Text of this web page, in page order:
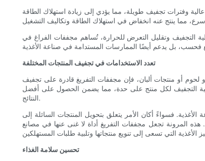
وفترات تجفيف طويلة، مما يؤدي إلى زيادة استهلاك الطاقة
التجفيف وتقليل التعرض للحرارة، تُساهم مجففات الفراغ في
تعدد الاستخدامات في تجفيف المنتجات المختلفة
أو منتجات ألبان، فإن مجففات التفريغ قادرة على تجفيف
التجفيف لكل منتج على حدة، مما يضمن الحصول على أفضل
النتائج.
فسواءً أكان الأمر يتعلق بتحويل المنتجات السائلة إلى
هذه المرونة تجعل مجففات التفريغ أداة لا غنى عنها في مصانع
تحسين سلامة الغذاء